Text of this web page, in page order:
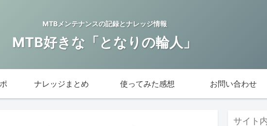
MTBメンテナンスの記録とナレッジ情報
MTB好きな「となりの輪人」
ナレッジまとめ 使ってみた感想 お問い合わせ